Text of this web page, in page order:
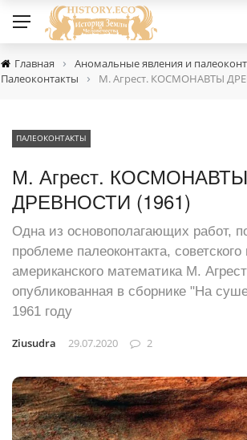
Главная › Аномальные явления и
Палеоконтакты › М. Агрест. КОСМОНАВТЫ
ПАЛЕОКОНТАКТЫ
М. Агрест. КОСМОНАВТЫ
ДРЕВНОСТИ (1961)
Одна из основополагающих работ,
проблеме палеоконтакта, советского
американского математика М.
опубликованная в сборнике "На
1961 году
Ziusudra 29.07.2020 2